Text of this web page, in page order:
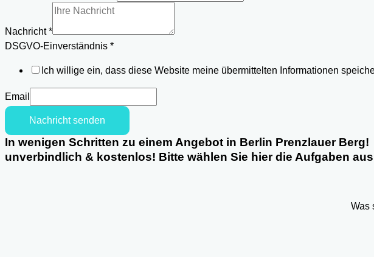
Nachricht
Nachricht*
DSGVO-Einverständnis *
Ich willige ein, dass diese Website meine übermittelten Informationen
Email
Nachricht senden
In wenigen Schritten zu einem Angebot in Berlin Prenzlauer Berg!
unverbindlich & kostenlos! Bitte wählen Sie hier die Aufgaben
Was